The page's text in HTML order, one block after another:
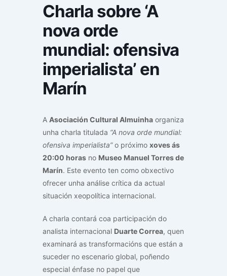
Charla sobre ‘A
nova orde
mundial: ofensiva
imperialista’ en
Marín
A Asociación Cultural Almuinha organiza
unha charla titulada “A nova orde mundial:
ofensiva imperialista”o próximo xoves ás
20:00 horas no Museo Manuel Torres de
Marín. Este evento ten como obxectivo
ofrecer unha análise crítica da actual
situación xeopolítica internacional.
A charla contará coa participación do
analista internacional Duarte Correa, quen
examinará as transformacións que están a
suceder no escenario global, poñendo
especial énfase no papel que